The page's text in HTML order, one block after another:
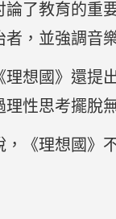
論了教育的重
者，並強調音
理想國》還提
理性思考擺脫
，《理想國》